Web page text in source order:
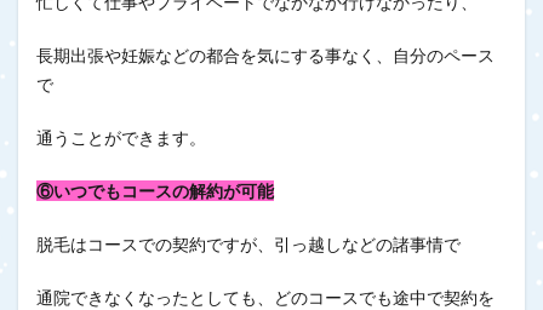
長期出張や妊娠などの都合を気にする事なく、自分のペース
で
通うことができます。
⑥いつでもコースの解約が可能
脱毛はコースでの契約ですが、引っ越しなどの諸事情で
通院できなくなったとしても、どのコースでも途中で契約を